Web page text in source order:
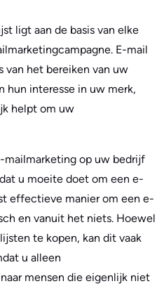
ligt aan de basis van elke
E-mail
van het bereiken van uw
hun interesse in uw merk,
helpt om uw
mailmarketing op uw bedrijf
u moeite doet om een e-
effectieve manier om een e-
en vanuit het niets. Hoewel
te kopen, kan dit vaak
u alleen
mensen die eigenlijk niet